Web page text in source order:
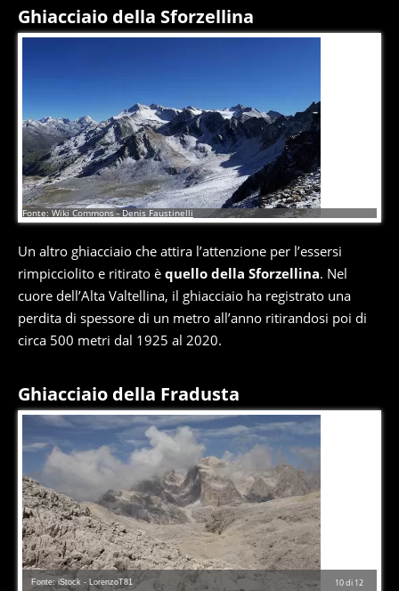
Ghiacciaio della Sforzellina
Fonte: Wiki Commons - Denis Faustinelli
Un altro ghiacciaio che attira l’attenzione per l’essersi
rimpicciolito e ritirato è quello della Sforzellina. Nel
cuore dell’Alta Valtellina, il ghiacciaio ha registrato una
perdita di spessore di un metro all’anno ritirandosi poi di
circa 500 metri dal 1925 al 2020.
Ghiacciaio della Fradusta
10di 12
Fonte: iStock - LorenzoT81